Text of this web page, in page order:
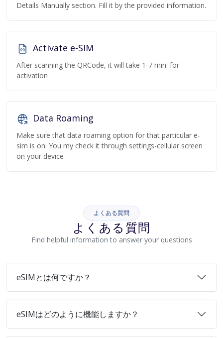
Details Manually section. Fill it by the provided information.
Activate e-SIM
After scanning the QRCode, it will take 1-7 min. for
activation
Data Roaming
Make sure that data roaming option for that particular e-
sim is on. You my check it through settings-cellular screen
on your device
よくある質問
よくある質問
Find helpful information to answer your questions
eSIMとは何ですか？
eSIMはどのように機能しますか？